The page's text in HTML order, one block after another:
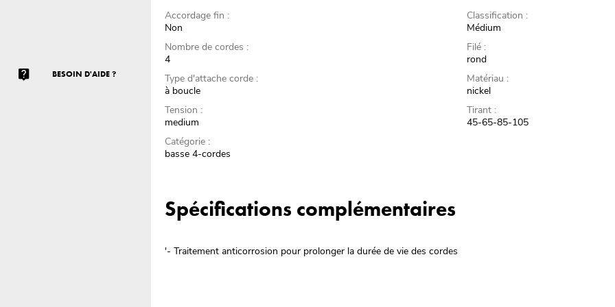
BESOIN D'AIDE ?
Accordage fin :
Non
Nombre de cordes :
4
Type d'attache corde :
à boucle
Tension :
medium
Catégorie :
basse 4-cordes
Classification :
Médium
Filé :
rond
Matériau :
nickel
Tirant :
45-65-85-105
Spécifications complémentaires
'- Traitement anticorrosion pour prolonger la durée de vie des cordes